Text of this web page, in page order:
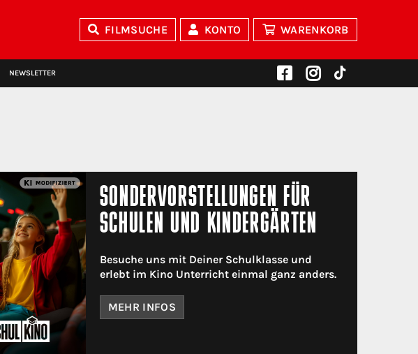
FILMSUCHE KONTO WARENKORB
NEWSLETTER
SONDERVORSTELLUNGEN FÜR
SCHULEN UND KINDERGÄRTEN
Besuche uns mit Deiner Schulklasse und
erlebt im Kino Unterricht einmal ganz anders.
MEHR INFOS